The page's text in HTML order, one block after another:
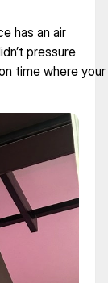
has an air
pressure
time where your